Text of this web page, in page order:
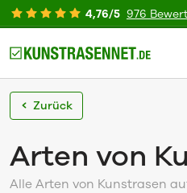
4,76/5 976
Zurück
Arten von
Alle Arten von Kunstrasen